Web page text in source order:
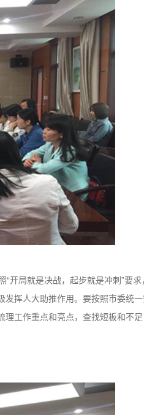
开局就是决战，起步就是冲刺”要
挥人大助推作用。要按照市委统
工作重点和亮点，查找短板和不